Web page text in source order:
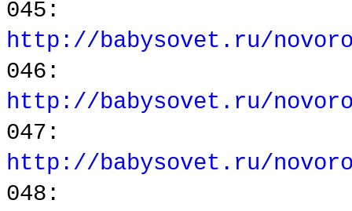
045:
http://babysovet.ru/
046:
http://babysovet.ru/
047:
http://babysovet.ru/
048: